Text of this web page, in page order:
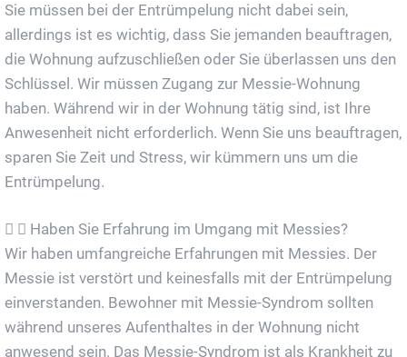
Sie müssen bei der Entrümpelung nicht dabei sein,
allerdings ist es wichtig, dass Sie jemanden beauftragen,
die Wohnung aufzuschließen oder Sie überlassen uns den
Schlüssel. Wir müssen Zugang zur Messie-Wohnung
haben. Während wir in der Wohnung tätig sind, ist Ihre
Anwesenheit nicht erforderlich. Wenn Sie uns beauftragen,
sparen Sie Zeit und Stress, wir kümmern uns um die
Entrümpelung.
Haben Sie Erfahrung im Umgang mit Messies?
Wir haben umfangreiche Erfahrungen mit Messies. Der
Messie ist verstört und keinesfalls mit der Entrümpelung
einverstanden. Bewohner mit Messie-Syndrom sollten
während unseres Aufenthaltes in der Wohnung nicht
anwesend sein. Das Messie-Syndrom ist als Krankheit zu